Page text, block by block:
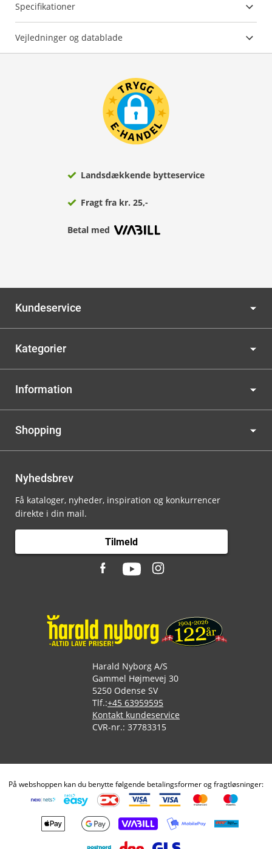
Specifikationer
Vejledninger og datablade
Landsdækkende bytteservice
Fragt fra kr. 25,-
Betal med
Kundeservice
Kategorier
Information
Shopping
Nyhedsbrev
Få kataloger, nyheder, inspiration og konkurrencer
direkte i din mail.
Tilmeld
Harald Nyborg A/S
Gammel Højmevej 30
5250 Odense SV
Tlf.:+45 63959595
Kontakt kundeservice
CVR-nr.: 37783315
På webshoppen kan du benytte følgende betalingsformer og fragtløsninger: